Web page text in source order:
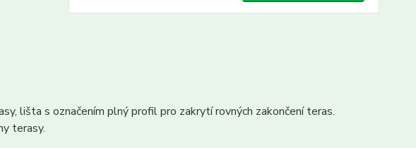
lišta s označením plný profil pro zakrytí rovných zakončení teras.
terasy.